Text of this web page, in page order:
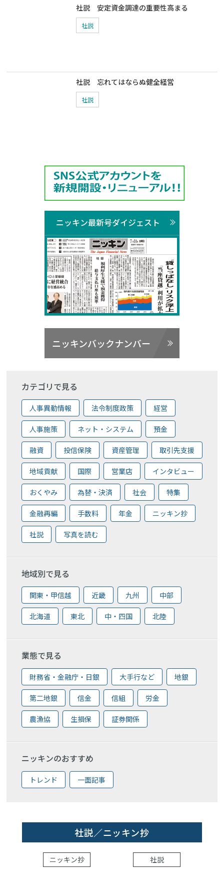
社説 安定資金調達の重要性高まる
社説
社説 忘れてはならぬ健全経営
社説
ニッキン最新号ダイジェスト
ニッキンバックナンバー
カテゴリで見る
人事異動情報 法令制度政策 経営
人事施策 ネット・システム 預金
融資 投信保険 資産管理 取引先支援
地域貢献 国際 営業店 インタビュー
おくやみ 為替・決済 社会 特集
金融再編 手数料 年金 ニッキン抄
社説 写真を読む
地域別で見る
関東・甲信越 近畿 九州 中部
北海道 東北 中・四国 北陸
業態で見る
財務省・金融庁・日銀 大手行など 地銀
第二地銀 信金 信組 労金
農漁協 生損保 証券関係
ニッキンのおすすめ
トレンド 一面記事
社説／ニッキン抄
ニッキン抄 社説